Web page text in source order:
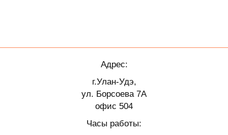
Адрес:
г.Улан-Удэ,
ул. Борсоева 7А
офис 504
Часы работы: